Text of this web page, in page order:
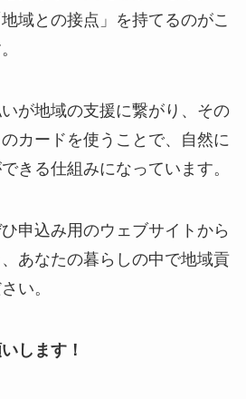
域との接点」を持てるのがこ
が地域の支援に繋がり、その
カードを使うことで、自然に
きる仕組みになっています。
申込み用のウェブサイトから
あなたの暮らしの中で地域貢
い。
します！